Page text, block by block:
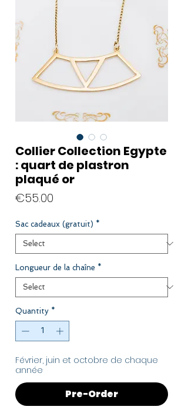
Collier Collection Egypte
: quart de plastron
plaqué or
€55.00
Sac cadeaux (gratuit) *
Longueur de la chaîne *
Quantity *
Février, juin et octobre de chaque
année
Pre-Order